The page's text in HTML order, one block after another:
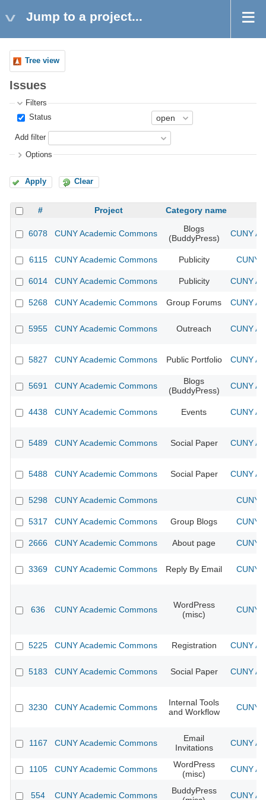
Jump to a project...
Tree view
Issues
Filters
Status
Add filter
Options
Apply Clear
# Project Category name
6078 CUNY Academic Commons
Blogs
(BuddyPress)
CUNY
6115 CUNY Academic Commons Publicity CUNY
6014 CUNY Academic Commons Publicity CUNY
5268 CUNY Academic Commons Group Forums CUNY
5955 CUNY Academic Commons Outreach CUNY
5827 CUNY Academic Commons Public Portfolio CUNY
5691 CUNY Academic Commons
Blogs
(BuddyPress)
CUNY
4438 CUNY Academic Commons Events CUNY
5489 CUNY Academic Commons Social Paper CUNY
5488 CUNY Academic Commons Social Paper CUNY
5298 CUNY Academic Commons CUNY
5317 CUNY Academic Commons Group Blogs CUNY
2666 CUNY Academic Commons About page CUNY
3369 CUNY Academic Commons Reply By Email CUNY
636 CUNY Academic Commons
WordPress
(misc)
CUNY
5225 CUNY Academic Commons Registration CUNY
5183 CUNY Academic Commons Social Paper CUNY
3230 CUNY Academic Commons
Internal Tools
and Workflow
CUNY
1167 CUNY Academic Commons
Email
Invitations
CUNY
1105 CUNY Academic Commons
WordPress
(misc)
CUNY
554 CUNY Academic Commons
BuddyPress
CUNY